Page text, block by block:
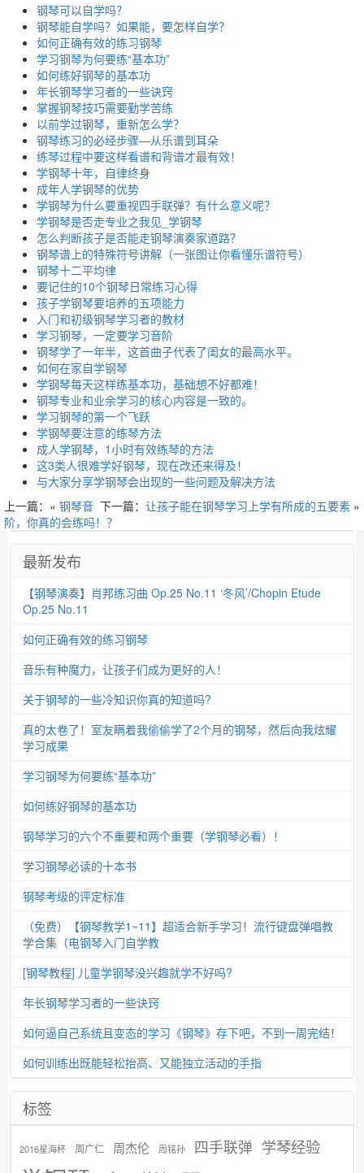
钢琴可以自学吗？
钢琴能自学吗？如果能，要怎样自学？
如何正确有效的练习钢琴
学习钢琴为何要练“基本功”
如何练好钢琴的基本功
年长钢琴学习者的一些诀窍
掌握钢琴技巧需要勤学苦练
以前学过钢琴，重新怎么学？
钢琴练习的必经步骤—从乐谱到耳朵
练琴过程中要这样看谱和背谱才最有效！
学钢琴十年，自律终身
成年人学钢琴的优势
学钢琴为什么要重视四手联弹？有什么意义呢？
学钢琴是否走专业之我见_学钢琴
怎么判断孩子是否能走钢琴演奏家道路？
钢琴谱上的特殊符号讲解（一张图让你看懂乐谱符号）
钢琴十二平均律
要记住的10个钢琴日常练习心得
孩子学钢琴要培养的五项能力
入门和初级钢琴学习者的教材
学习钢琴，一定要学习音阶
钢琴学了一年半，这首曲子代表了闺女的最高水平。
如何在家自学钢琴
学钢琴每天这样练基本功，基础想不好都难！
钢琴专业和业余学习的核心内容是一致的。
学习钢琴的第一个飞跃
学钢琴要注意的练琴方法
成人学钢琴，1小时有效练琴的方法
这3类人很难学好钢琴，现在改还来得及！
与大家分享学钢琴会出现的一些问题及解决方法
下一篇： 让孩子能在钢琴学习上学有所成的五要素 »
上一篇：« 钢琴音
阶，你真的会练吗！？
最新发布
【钢琴演奏】肖邦练习曲 Op.25 No.11 ‘冬风’/Chopin Etude
Op.25 No.11
如何正确有效的练习钢琴
音乐有种魔力，让孩子们成为更好的人！
关于钢琴的一些冷知识你真的知道吗?
真的太卷了！室友瞒着我偷偷学了2个月的钢琴，然后向我炫耀
学习成果
学习钢琴为何要练“基本功”
如何练好钢琴的基本功
钢琴学习的六个不重要和两个重要（学钢琴必看）！
学习钢琴必读的十本书
钢琴考级的评定标准
（免费）【钢琴教学1~11】超适合新手学习！流行键盘弹唱教
学合集（电钢琴入门自学教
[钢琴教程] 儿童学钢琴没兴趣就学不好吗?
年长钢琴学习者的一些诀窍
如何逼自己系统且变态的学习《钢琴》存下吧，不到一周完结！
如何训练出既能轻松抬高、又能独立活动的手指
标签
2016星海杯 周广仁 周杰伦 周铭孙 四手联弹 学琴经验